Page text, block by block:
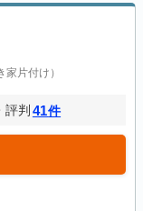
家片付け）
評判 41件